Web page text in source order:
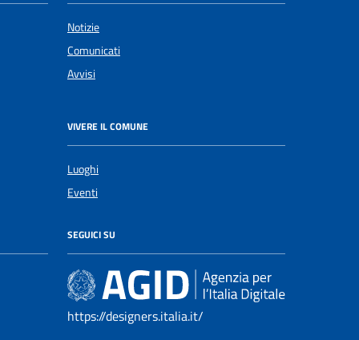
Notizie
Comunicati
Avvisi
VIVERE IL COMUNE
Luoghi
Eventi
SEGUICI SU
https://designers.italia.it/